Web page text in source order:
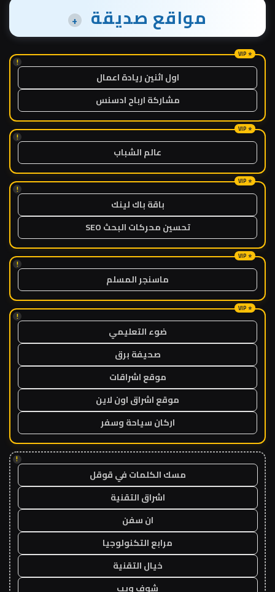
مواقع صديقة +
!
اول اثنين ريادة اعمال
مشاركة ارباح ادسنس
!
عالم الشباب
!
باقة باك لينك
تحسين محركات البحث SEO
!
ماسنجر المسلم
!
ضوء التعليمي
صحيفة برق
موقع اشراقات
موقع اشراق اون لاين
اركان سياحة وسفر
!
مسك الكلمات في قوقل
اشراق التقنية
ان سفن
مرابع التكنولوجيا
خيال التقنية
شوف ويب